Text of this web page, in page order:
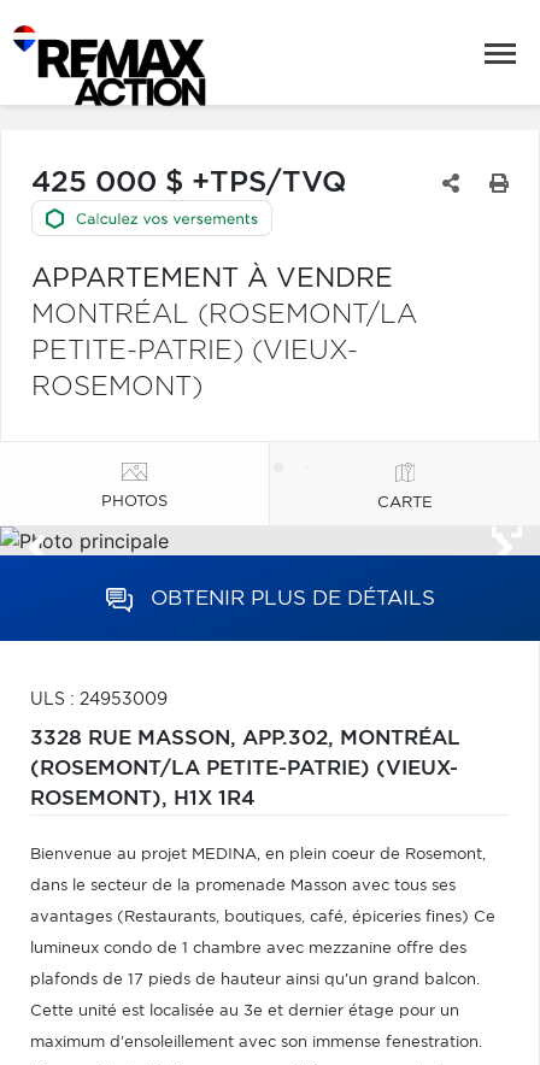
425 000 $ +TPS/TVQ
APPARTEMENT À VENDRE
MONTRÉAL (ROSEMONT/LA
PETITE-PATRIE) (VIEUX-
ROSEMONT)
PHOTOS CARTE
OBTENIR PLUS DE DÉTAILS
ULS : 24953009
3328 RUE MASSON, APP.302, MONTRÉAL
(ROSEMONT/LA PETITE-PATRIE) (VIEUX-
ROSEMONT), H1X 1R4
Bienvenue au projet MEDINA, en plein coeur de Rosemont,
dans le secteur de la promenade Masson avec tous ses
avantages (Restaurants, boutiques, café, épiceries fines) Ce
lumineux condo de 1 chambre avec mezzanine offre des
plafonds de 17 pieds de hauteur ainsi qu'un grand balcon.
Cette unité est localisée au 3e et dernier étage pour un
maximum d'ensoleillement avec son immense fenestration.